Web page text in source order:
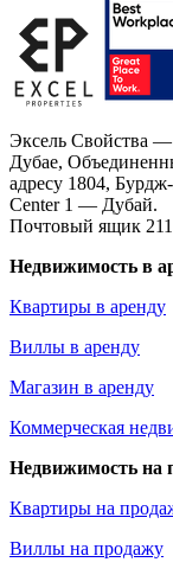
Эксель Свойства —
Дубае,
адресу 1804,
Center 1 — Дубай.
Почтовый ящик
Недвижимость в
Квартиры в аренду
Виллы в аренду
Магазин в аренду
Коммерческая
Недвижимость на
Квартиры на
Виллы на продажу